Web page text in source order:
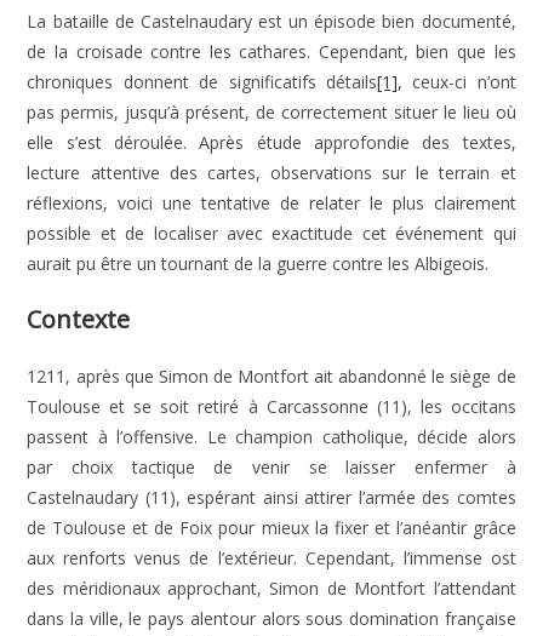
La bataille de Castelnaudary est un épisode bien documenté,
de la croisade contre les cathares. Cependant, bien que les
chroniques donnent de significatifs détails[1], ceux-ci n’ont
pas permis, jusqu’à présent, de correctement situer le lieu où
elle s’est déroulée. Après étude approfondie des textes,
lecture attentive des cartes, observations sur le terrain et
réflexions, voici une tentative de relater le plus clairement
possible et de localiser avec exactitude cet événement qui
aurait pu être un tournant de la guerre contre les Albigeois.
Contexte
1211, après que Simon de Montfort ait abandonné le siège de
Toulouse et se soit retiré à Carcassonne (11), les occitans
passent à l’offensive. Le champion catholique, décide alors
par choix tactique de venir se laisser enfermer à
Castelnaudary (11), espérant ainsi attirer l’armée des comtes
de Toulouse et de Foix pour mieux la fixer et l’anéantir grâce
aux renforts venus de l’extérieur. Cependant, l’immense ost
des méridionaux approchant, Simon de Montfort l’attendant
dans la ville, le pays alentour alors sous domination française